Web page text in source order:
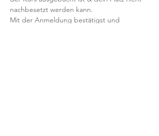
nachbesetzt werden kann.
Mit der Anmeldung bestätigst und